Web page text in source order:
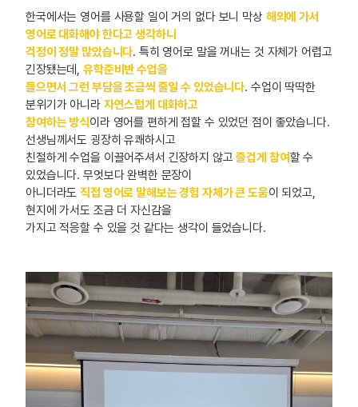
한국에서는 영어를 사용할 일이 거의 없다 보니 막상 해외에 가서
영어로 대화해야 한다고 생각하니
걱정이 정말 많았습니다. 특히 영어로 말을 꺼내는 것 자체가 어렵고
긴장됐는데, 유학준비반 수업을
들으면서 그런 부담을 조금씩 줄일 수 있었습니다. 수업이 딱딱한
분위기가 아니라 자연스럽게 대화하고
참여하는 방식이라 영어를 편하게 접할 수 있었던 점이 좋았습니다.
선생님께서도 굉장히 유쾌하시고
친절하게 수업을 이끌어주셔서 긴장하지 않고즐겁게 참여할 수
있었습니다. 무엇보다 완벽한 문장이
아니더라도직접 영어로 말해보는 경험 자체가 큰 도움이 되었고,
현지에 가서도 조금 더 자신감을
가지고 적응할 수 있을 것 같다는 생각이 들었습니다.